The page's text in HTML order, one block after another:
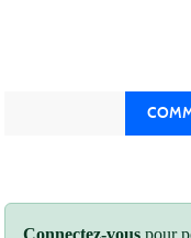
Connectez-vous pour